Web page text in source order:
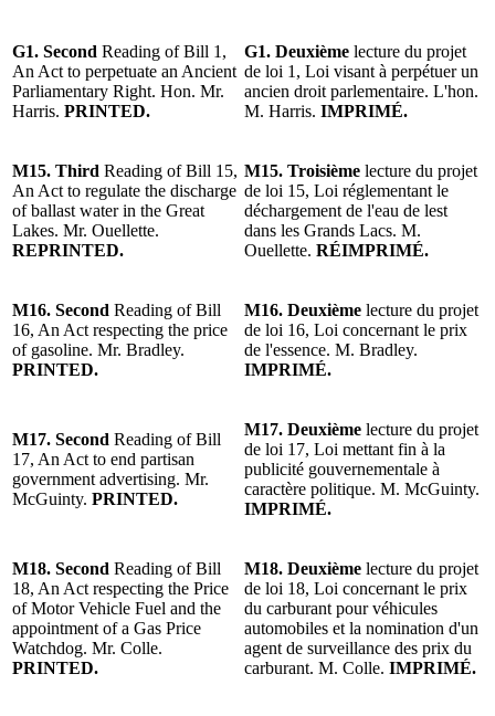
G1. Second Reading of Bill 1,
An Act to perpetuate an Ancient
Parliamentary Right. Hon. Mr.
Harris. PRINTED.
G1. Deuxième lecture du projet
de loi 1, Loi visant à perpétuer un
ancien droit parlementaire. L'hon.
M. Harris. IMPRIMÉ.
M15. Third Reading of Bill 15,
An Act to regulate the discharge
of ballast water in the Great
Lakes. Mr. Ouellette.
REPRINTED.
M15. Troisième lecture du projet
de loi 15, Loi réglementant le
déchargement de l'eau de lest
dans les Grands Lacs. M.
Ouellette. RÉIMPRIMÉ.
M16. Second Reading of Bill
16, An Act respecting the price
of gasoline. Mr. Bradley.
PRINTED.
M16. Deuxième lecture du projet
de loi 16, Loi concernant le prix
de l'essence. M. Bradley.
IMPRIMÉ.
M17. Second Reading of Bill
17, An Act to end partisan
government advertising. Mr.
McGuinty. PRINTED.
M17. Deuxième lecture du projet
de loi 17, Loi mettant fin à la
publicité gouvernementale à
caractère politique. M. McGuinty.
IMPRIMÉ.
M18. Second Reading of Bill
18, An Act respecting the Price
of Motor Vehicle Fuel and the
appointment of a Gas Price
Watchdog. Mr. Colle.
PRINTED.
M18. Deuxième lecture du projet
de loi 18, Loi concernant le prix
du carburant pour véhicules
automobiles et la nomination d'un
agent de surveillance des prix du
carburant. M. Colle. IMPRIMÉ.